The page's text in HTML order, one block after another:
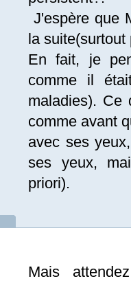
J'espère que
la
En fait, je
comme il
maladies). Ce
comme avant
avec ses
ses yeux,
priori).
Mais